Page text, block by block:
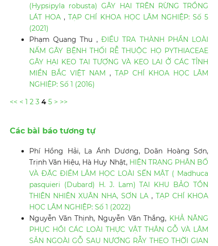
(Hypsipyla robusta) GÂY HẠI TRÊN RỪNG TRỒNG
LÁT HOA,TẠP CHÍ KHOA HỌC LÂM NGHIỆP: Số 5
(2021)
Phạm Quang Thu , ĐIỀU TRA THÀNH PHẦN LOÀI
NẤM GÂY BỆNH THỐI RỄ THUỘC HỌ PYTHIACEAE
GÂY HẠI KEO TAI TƯỢNG VÀ KEO LAI Ở CÁC TỈNH
MIỀN BẮC VIỆT NAM ,TẠP CHÍ KHOA HỌC LÂM
NGHIỆP: Số 1 (2016)
<< < 1 2 3 4 5 > >>
Các bài báo tương tự
Phí Hồng Hải, La Ánh Dương, Doãn Hoàng Sơn,
Trịnh Văn Hiệu, Hà Huy Nhật, HIỆN TRẠNG PHÂN BỐ
VÀ ĐẶC ĐIỂM LÂM HỌC LOÀI SẾN MẬT ( Madhuca
pasquieri (Dubard) H. J. Lam) TẠI KHU BẢO TỒN
THIÊN NHIÊN XUÂN NHA, SƠN LA,TẠP CHÍ KHOA
HỌC LÂM NGHIỆP: Số 1 (2022)
Nguyễn Văn Thịnh, Nguyễn Văn Thắng, KHẢ NĂNG
PHỤC HỒI CÁC LOÀI THỰC VẬT THÂN GỖ VÀ LÂM
SẢN NGOÀI GỖ SAU NƯƠNG RẪY THEO THỜI GIAN